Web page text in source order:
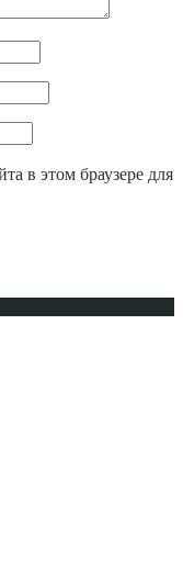
в этом браузере для